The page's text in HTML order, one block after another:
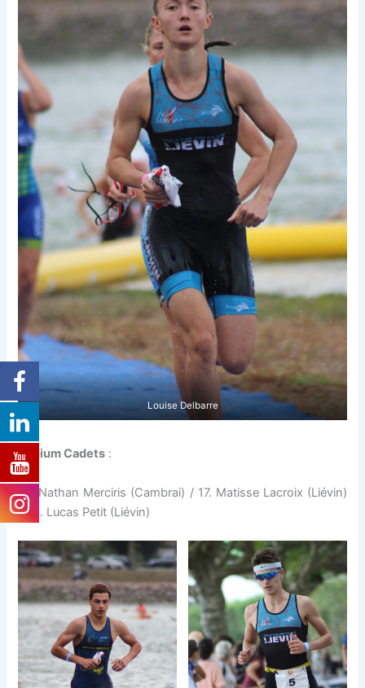
Louise Delbarre
Podium Cadets :
10. Nathan Merciris (Cambrai) / 17. Matisse Lacroix (Liévin)
/ 23. Lucas Petit (Liévin)